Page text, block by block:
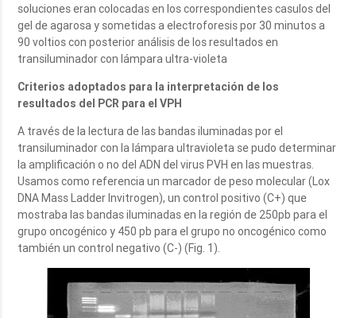
soluciones eran colocadas en los correspondientes casulos del
gel de agarosa y sometidas a electroforesis por 30 minutos a
90 voltios con posterior análisis de los resultados en
transiluminador con lámpara ultra-violeta
Criterios adoptados para la interpretación de los
resultados del PCR para el VPH
A través de la lectura de las bandas iluminadas por el
transiluminador con la lámpara ultravioleta se pudo determinar
la amplificación o no del ADN del virus PVH en las muestras.
Usamos como referencia un marcador de peso molecular (Lox
DNA Mass Ladder Invitrogen), un control positivo (C+) que
mostraba las bandas iluminadas en la región de 250pb para el
grupo oncogénico y 450 pb para el grupo no oncogénico como
también un control negativo (C-) (Fig. 1).